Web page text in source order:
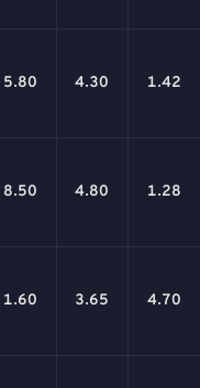
5.80 4.30 1.42
8.50 4.80 1.28
1.60 3.65 4.70